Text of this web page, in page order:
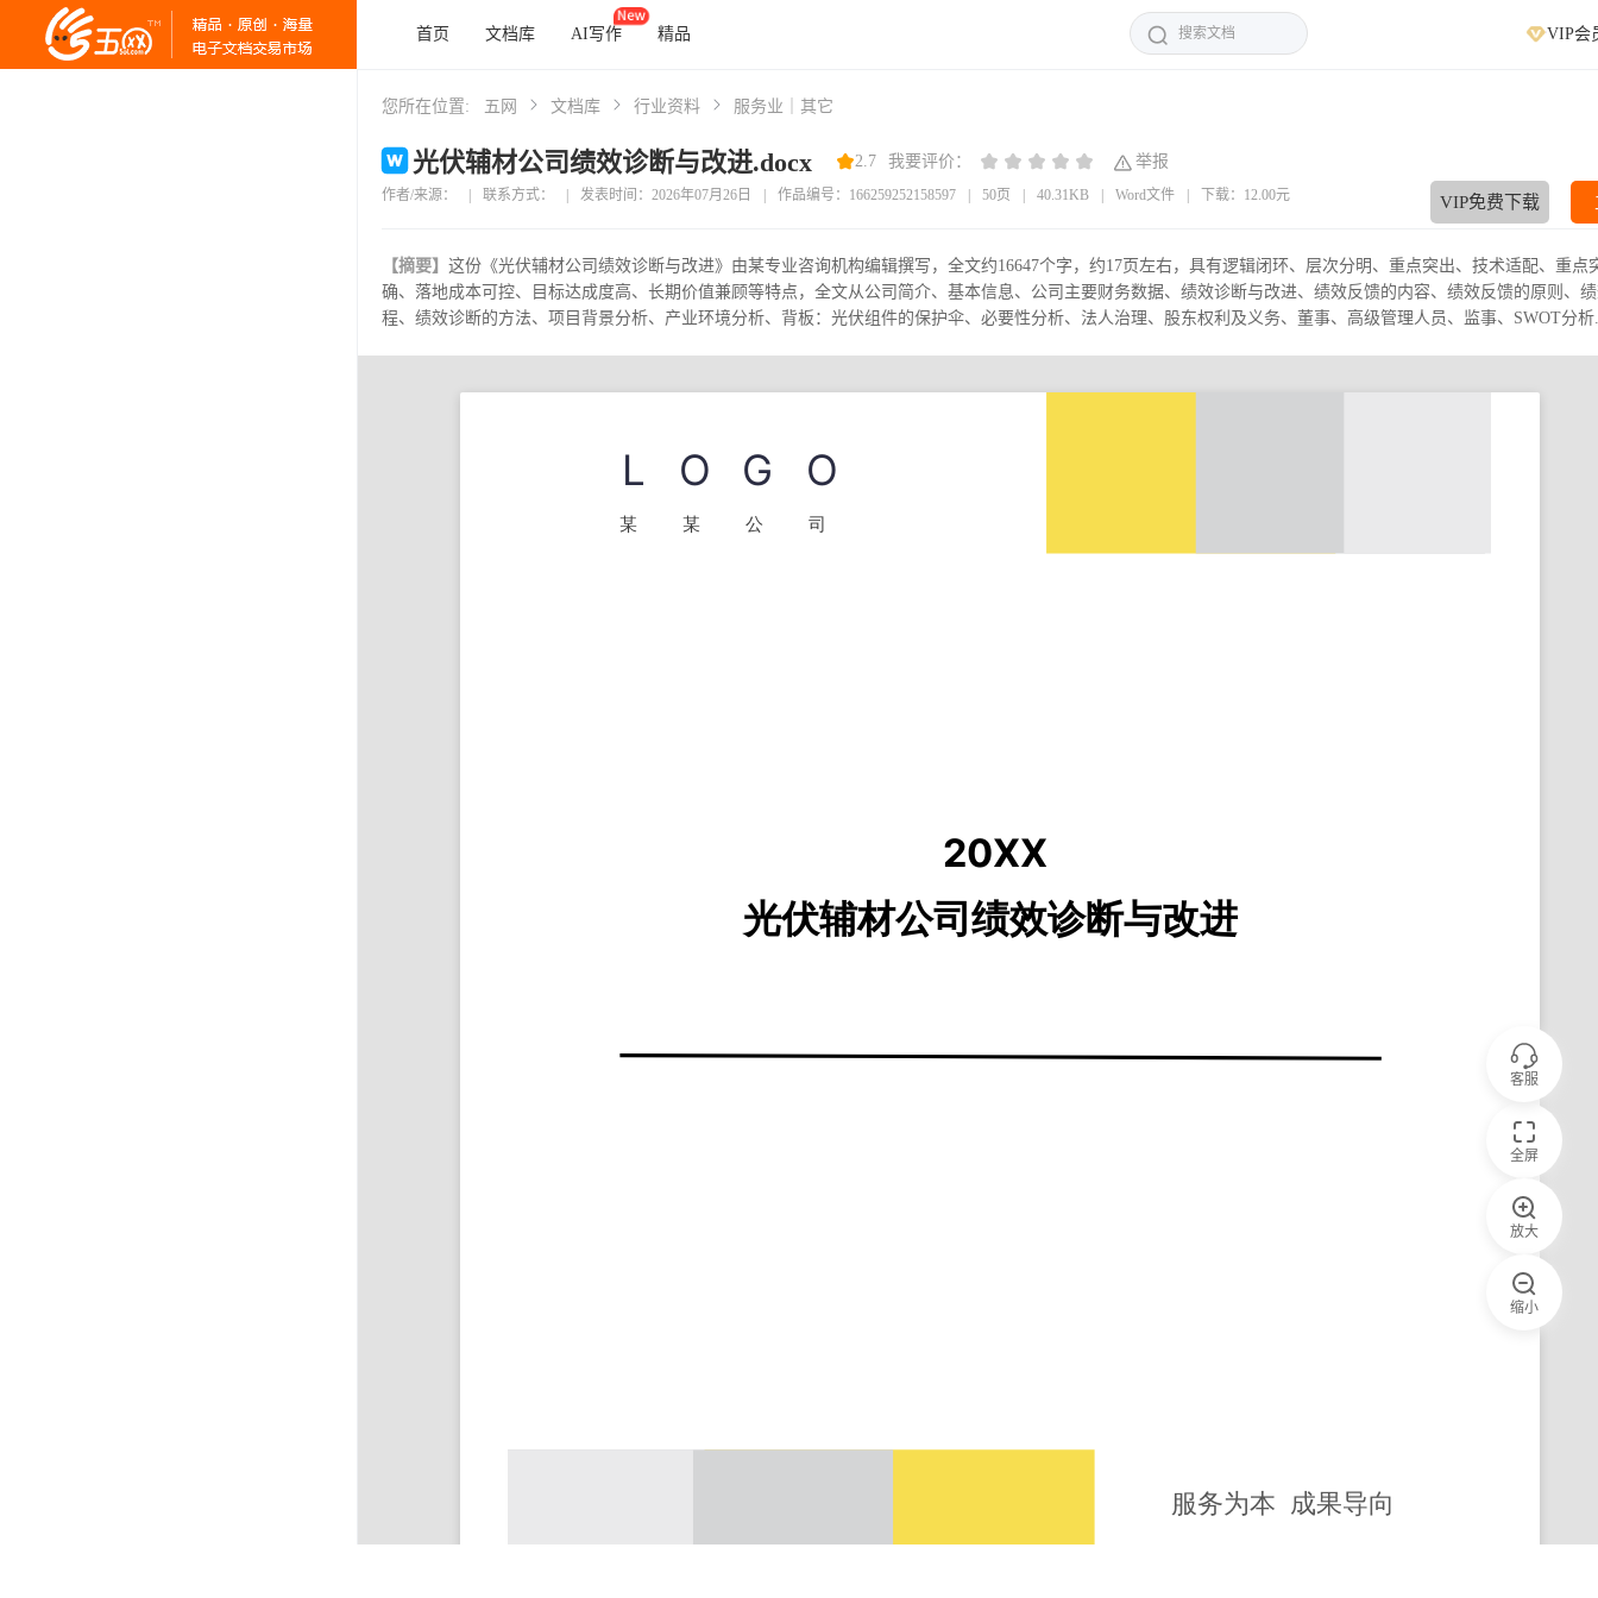
首页 文档库 AI写作 精品 VIP会
您所在位置: 五网 文档库 行业资料 服务业｜其它
光伏辅材公司绩效诊断与改进.docx 2.7 我要评价： 举报
作者/来源： 联系方式： 发表时间：2026年07月26日 作品编号：166259252158597 50页 40.31KB Word文件 下载：12.00元 VIP免费下载
【摘要】 这份《光伏辅材公司绩效诊断与改进》由某专业咨询机构编辑撰写，全文约16647个字，约17页左右，具有逻辑闭环、层次分明、重点突出、技术适配、重点
确、落地成本可控、目标达成度高、长期价值兼顾等特点，全文从公司简介、基本信息、公司主要财务数据、绩效诊断与改进、绩效反馈的内容、绩效反馈的原则、
程、绩效诊断的方法、项目背景分析、产业环境分析、背板：光伏组件的保护伞、必要性分析、法人治理、股东权利及义务、董事、高级管理人员、监事、SWOT分析
客服
全屏
放大
缩小